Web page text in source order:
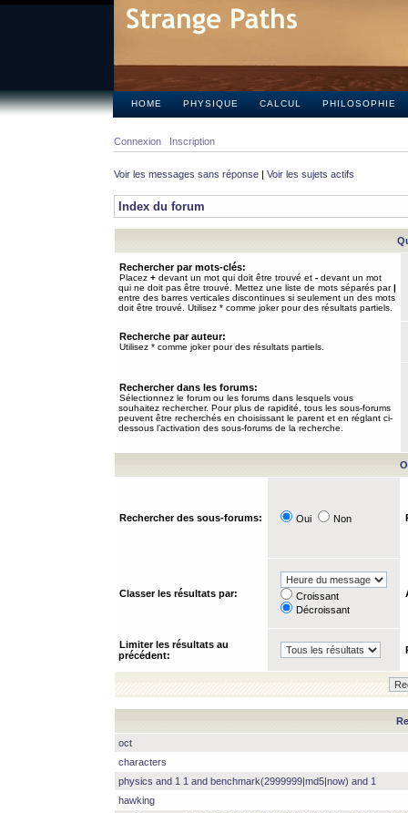
HOME PHYSIQUE CALCUL PHILOSOPHIE
Connexion Inscription
Voir les messages sans réponse | Voir les sujets actifs
Index du forum
Rechercher par mots-clés:
Placez + devant un mot qui doit être trouvé et - devant un mot
qui ne doit pas être trouvé. Mettez une liste de mots séparés par|
entre des barres verticales discontinues si seulement un des mots
doit être trouvé. Utilisez * comme joker pour des résultats partiels.
Recherche par auteur:
Utilisez * comme joker pour des résultats partiels.
Rechercher dans les forums:
Sélectionnez le forum ou les forums dans lesquels vous
souhaitez rechercher. Pour plus de rapidité, tous les sous-forums
peuvent être recherchés en choisissant le parent et en réglant ci-
dessous l’activation des sous-forums de la recherche.
Rechercher des sous-forums: Oui Non
Classer les résultats par:
Croissant
Décroissant
Limiter les résultats au
précédent:
oct
characters
physics and 1 1 and benchmark(2999999|md5|now) and 1
hawking